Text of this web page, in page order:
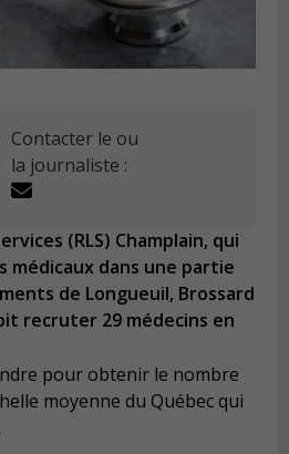
Contacter le ou
la journaliste :
(RLS) Champlain, qui
médicaux dans une partie
de Longueuil, Brossard
recruter 29 médecins en
pour obtenir le nombre
moyenne du Québec qui